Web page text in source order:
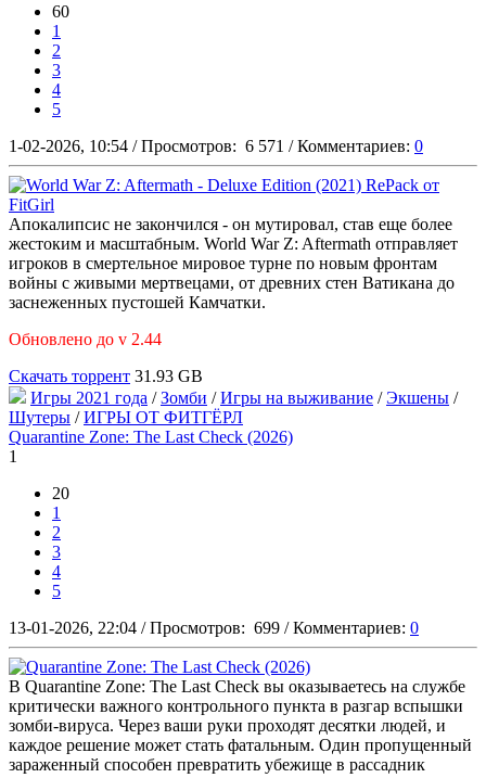
60
1
2
3
4
5
1-02-2026, 10:54 / Просмотров: 6 571 / Комментариев: 0
Апокалипсис не закончился - он мутировал, став еще более
жестоким и масштабным. World War Z: Aftermath отправляет
игроков в смертельное мировое турне по новым фронтам
войны с живыми мертвецами, от древних стен Ватикана до
заснеженных пустошей Камчатки.
Обновлено до v 2.44
Скачать торрент 31.93 GB
Игры 2021 года /Зомби /Игры на выживание /Экшены /
Шутеры /ИГРЫ ОТ ФИТГЁРЛ
Quarantine Zone: The Last Check (2026)
1
20
1
2
3
4
5
13-01-2026, 22:04 / Просмотров: 699 / Комментариев: 0
В Quarantine Zone: The Last Check вы оказываетесь на службе
критически важного контрольного пункта в разгар вспышки
зомби-вируса. Через ваши руки проходят десятки людей, и
каждое решение может стать фатальным. Один пропущенный
зараженный способен превратить убежище в рассадник